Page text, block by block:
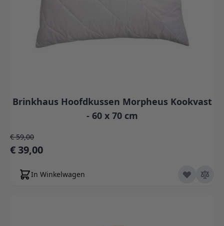
Brinkhaus Hoofdkussen Morpheus Kookvast
- 60 x 70 cm
Speciale prijs
€ 39,00
Normale prijs
€ 59,00
In Winkelwagen